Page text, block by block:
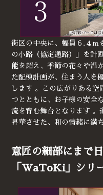
街区の中央に、幅員６.４ｍ
の小路（協定通路）」を計
能を超え、季節の花々や温
た配棟計画が、住まう人を
します 。この広がりある
つとともに、お子様の安全
流を育む舞台となります 。
昇華させた、和の情緒に満
意匠の細部にまで
「WaToKi」シリ